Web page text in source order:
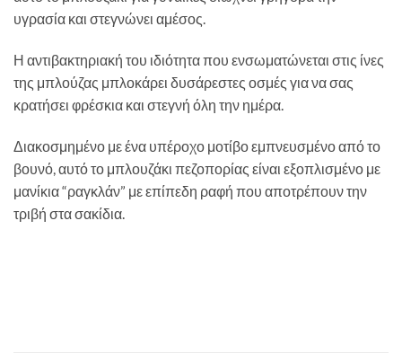
υγρασία και στεγνώνει αμέσος.
Η αντιβακτηριακή του ιδιότητα που ενσωματώνεται στις ίνες
της μπλούζας μπλοκάρει δυσάρεστες οσμές για να σας
κρατήσει φρέσκια και στεγνή όλη την ημέρα.
Διακοσμημένο με ένα υπέροχο μοτίβο εμπνευσμένο από το
βουνό, αυτό το μπλουζάκι πεζοπορίας είναι εξοπλισμένο με
μανίκια “ραγκλάν” με επίπεδη ραφή που αποτρέπουν την
τριβή στα σακίδια.